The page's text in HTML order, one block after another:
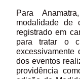
Para
modalidade de
registrado em
para tratar o
excessivamente
dos eventos
providência